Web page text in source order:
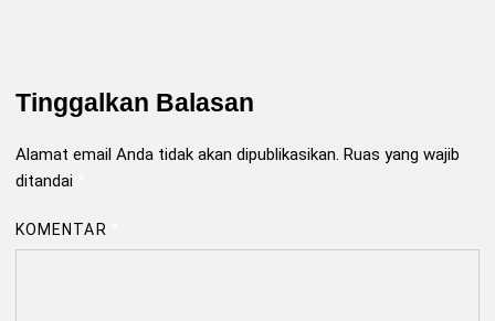
Tinggalkan Balasan
Alamat email Anda tidak akan dipublikasikan. Ruas yang wajib
ditandai
KOMENTAR